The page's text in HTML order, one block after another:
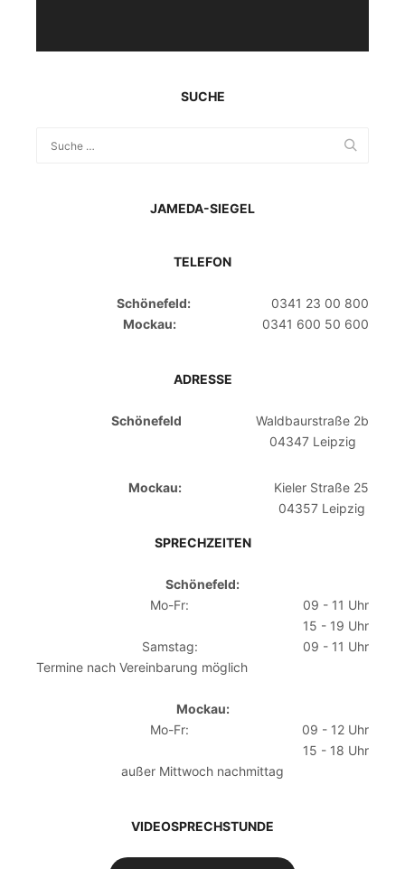
SUCHE
JAMEDA-SIEGEL
TELEFON
Schönefeld:
0341 23 00 800
Mockau:
0341 600 50 600
ADRESSE
Schönefeld
Waldbaurstraße 2b
04347 Leipzig
Mockau:
Kieler Straße 25
04357 Leipzig
SPRECHZEITEN
Schönefeld:
Mo-Fr:
09 - 11 Uhr
15 - 19 Uhr
Samstag:
09 - 11 Uhr
Termine nach Vereinbarung möglich
Mockau:
Mo-Fr:
09 - 12 Uhr
15 - 18 Uhr
außer Mittwoch nachmittag
VIDEOSPRECHSTUNDE